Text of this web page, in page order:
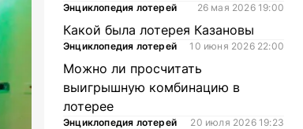
Энциклопедия лотерей 26 мая 2026 19:00
Какой была лотерея Казановы
Энциклопедия лотерей 10 июня 2026 22:00
Можно ли просчитать
выигрышную комбинацию в
лотерее
Энциклопедия лотерей 20 июля 2026 19:23